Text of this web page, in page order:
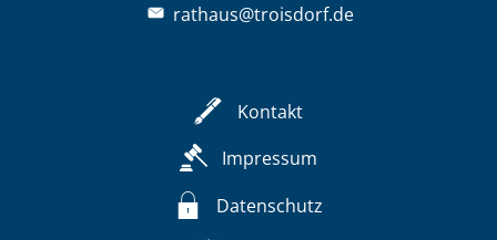
rathaus@troisdorf.de
Kontakt
Impressum
Datenschutz